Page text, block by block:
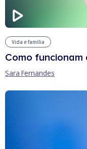
Vida e família
Como
Sara Fernandes